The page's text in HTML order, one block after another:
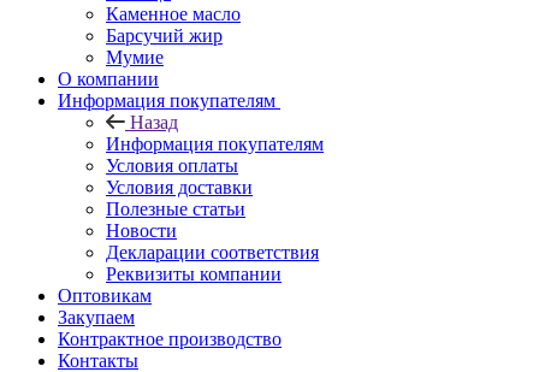
Каменное масло
Барсучий жир
Мумие
О компании
Информация покупателям
Назад
Информация покупателям
Условия оплаты
Условия доставки
Полезные статьи
Новости
Декларации соответствия
Реквизиты компании
Оптовикам
Закупаем
Контрактное производство
Контакты